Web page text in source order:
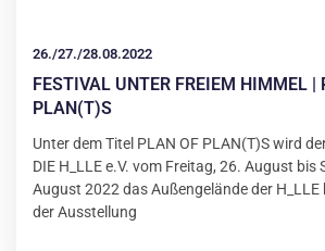
26./27./28.08.2022
FESTIVAL UNTER FREIEM HIMMEL |
PLAN(T)S
Unter dem Titel PLAN OF PLAN(T)S wird
DIE H_LLE e.V. vom Freitag, 26. August bis
August 2022 das Außengelände der H_LLE
der Ausstellung